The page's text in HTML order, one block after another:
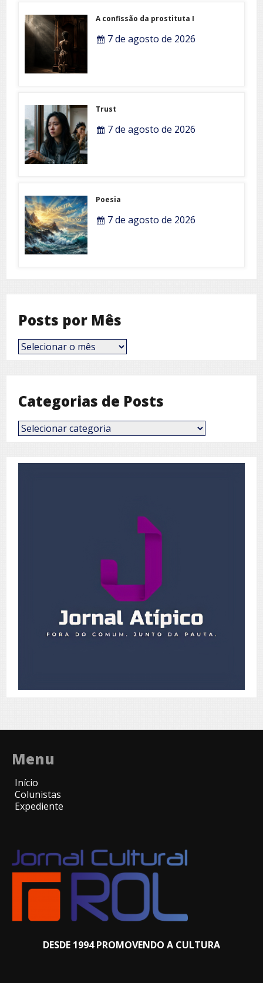
A confissão da prostituta I
7 de agosto de 2026
Trust
7 de agosto de 2026
Poesia
7 de agosto de 2026
Posts por Mês
Posts
por
Categorias de Posts
Categorias
de
Menu
Início
Colunistas
Expediente
DESDE 1994 PROMOVENDO A CULTURA